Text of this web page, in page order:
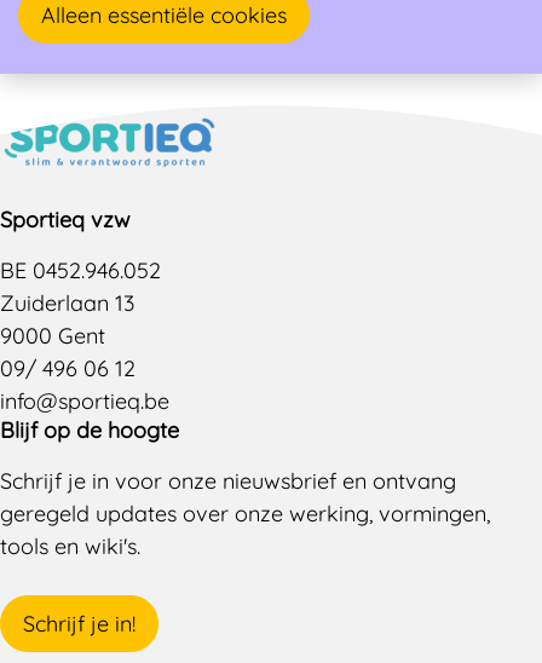
Sportieq vzw
BE 0452.946.052
Zuiderlaan 13
9000 Gent
09/ 496 06 12
info@sportieq.be
Blijf op de hoogte
Schrijf je in voor onze nieuwsbrief en ontvang
geregeld updates over onze werking, vormingen,
tools en wiki's.
Schrijf je in!
Alleen essentiële cookies